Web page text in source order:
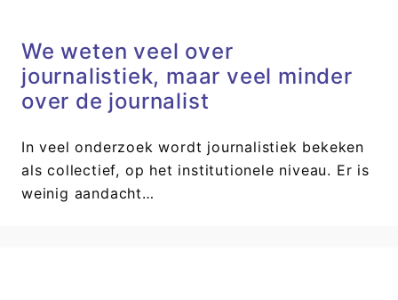
We weten veel over
journalistiek, maar veel minder
over de journalist
In veel onderzoek wordt journalistiek bekeken
als collectief, op het institutionele niveau. Er is
weinig aandacht…